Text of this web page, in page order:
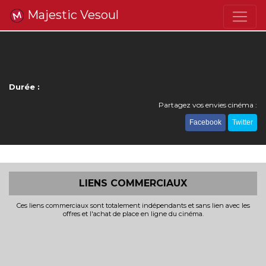
Majestic Vesoul
Durée :
Partagez vos envies cinéma :
Facebook Twitter
LIENS COMMERCIAUX
Ces liens commerciaux sont totalement indépendants et sans lien avec les
offres et l'achat de place en ligne du cinéma.